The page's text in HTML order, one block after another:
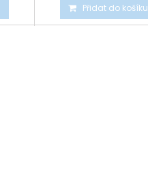
Přidat do košíku